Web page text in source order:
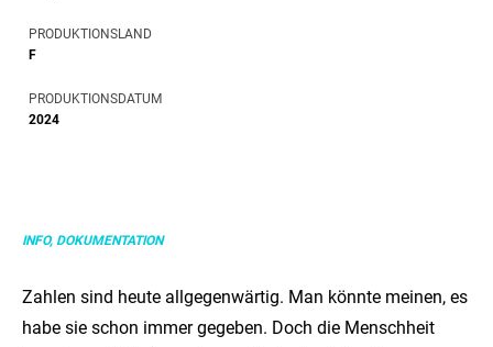
PRODUKTIONSLAND
F
PRODUKTIONSDATUM
2024
INFO, DOKUMENTATION
Zahlen sind heute allgegenwärtig. Man könnte meinen, es
habe sie schon immer gegeben. Doch die Menschheit